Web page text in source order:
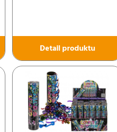
Detail produktu